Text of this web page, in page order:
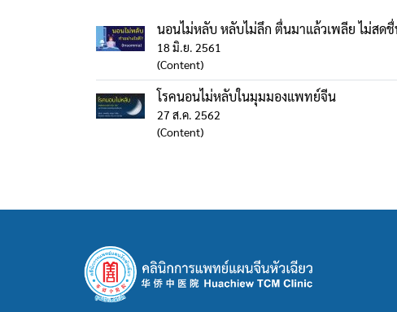
นอนไม่หลับ หลับไม่ลึก ตื่นมาแล้วเพลีย ไม่สด
18 มิ.ย. 2561
(Content)
โรคนอนไม่หลับในมุมมองแพทย์จีน
27 ส.ค. 2562
(Content)